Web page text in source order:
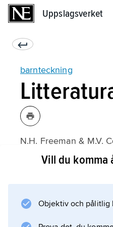
Uppslagsverket
barnteckning
N.H. Freeman & M.V.
Visual order: The
Vill du komma
Objektiv och pålitlig